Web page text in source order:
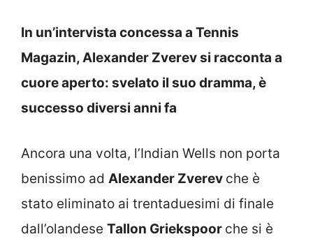
In un’intervista concessa a Tennis
Magazin, Alexander Zverev si racconta a
cuore aperto: svelato il suo dramma, è
successo diversi anni fa
Ancora una volta, l’Indian Wells non porta
benissimo ad Alexander Zverev che è
stato eliminato ai trentaduesimi di finale
dall’olandese Tallon Griekspoor che si è